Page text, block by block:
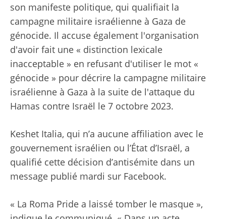
son manifeste politique, qui qualifiait la
campagne militaire israélienne à Gaza de
génocide. Il accuse également l'organisation
d'avoir fait une « distinction lexicale
inacceptable » en refusant d'utiliser le mot «
génocide » pour décrire la campagne militaire
israélienne à Gaza à la suite de l'attaque du
Hamas contre Israël le 7 octobre 2023.
Keshet Italia, qui n’a aucune affiliation avec le
gouvernement israélien ou l’État d’Israël, a
qualifié cette décision d’antisémite dans un
message publié mardi sur Facebook.
« La Roma Pride a laissé tomber le masque »,